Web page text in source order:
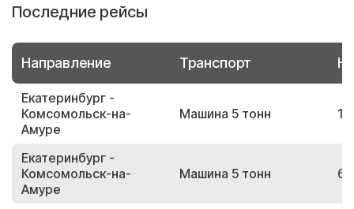
Последние рейсы
Направление Транспорт
Екатеринбург -
Комсомольск-на-
Амуре
Машина 5 тонн
Екатеринбург -
Комсомольск-на-
Амуре
Машина 5 тонн